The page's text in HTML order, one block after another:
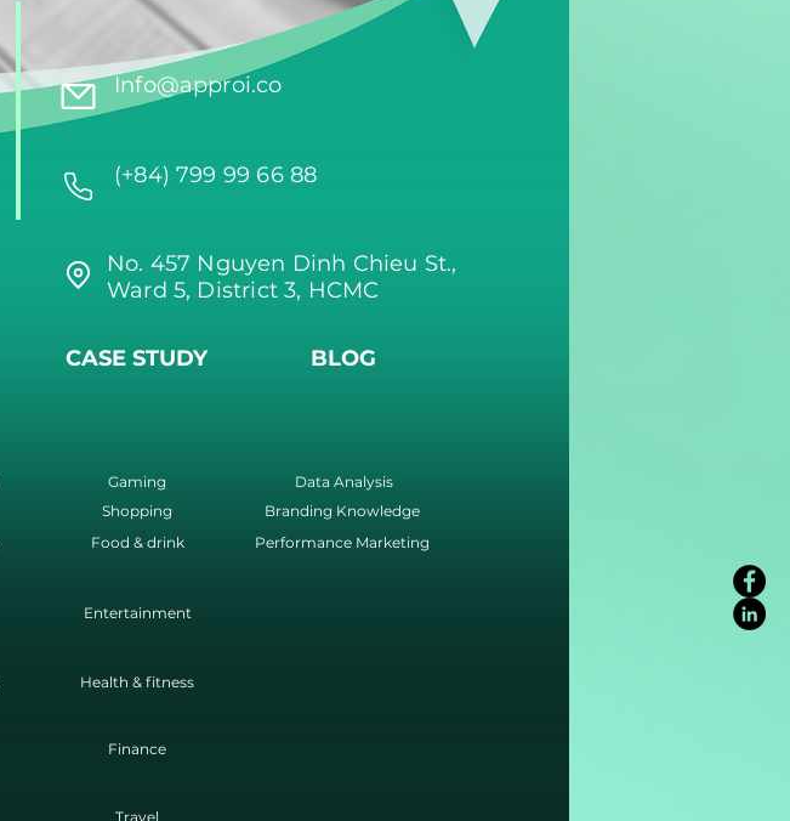
CASE STUDY BLOG
Gaming
Shopping
Food & drink
Data Analysis
Branding Knowledge
Performance Marketing
Entertainment
Health & fitness
Finance
Travel
Info@approi.co
(+84) 799 99 66 88
No. 457 Nguyen Dinh Chieu St.,
Ward 5, District 3, HCMC